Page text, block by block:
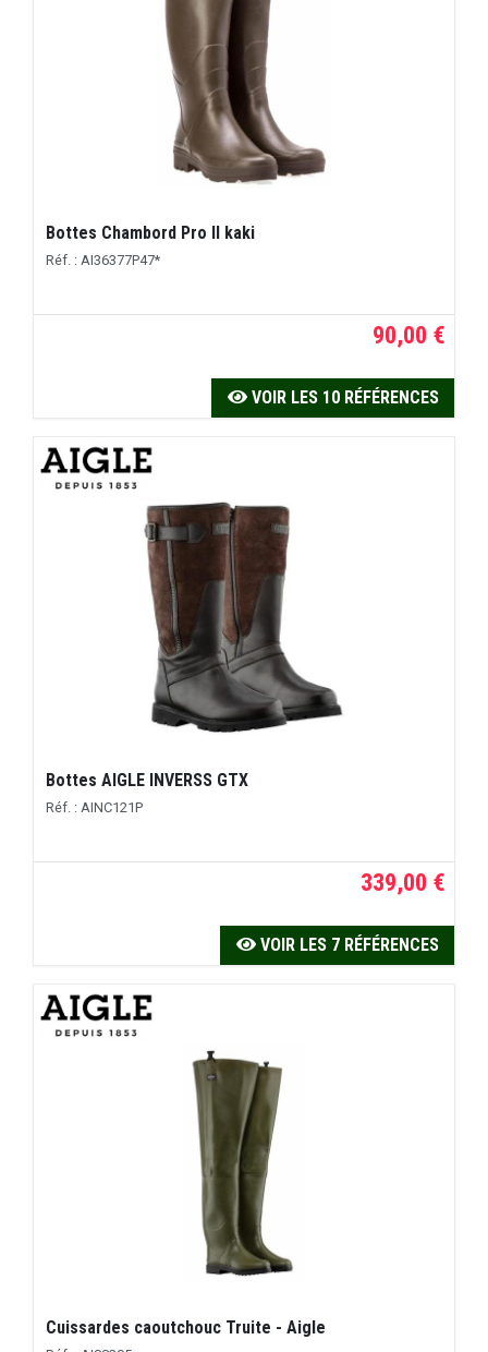
Bottes Chambord Pro II kaki
Réf. : AI36377P47*
90,00 €
VOIR LES 10 RÉFÉRENCES
Bottes AIGLE INVERSS GTX
Réf. : AINC121P
339,00 €
VOIR LES 7 RÉFÉRENCES
Cuissardes caoutchouc Truite - Aigle